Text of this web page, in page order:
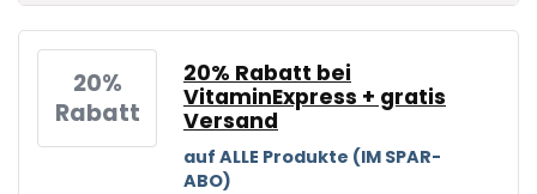
20%
Rabatt
20% Rabatt bei
VitaminExpress + gratis
Versand
auf ALLE Produkte (IM SPAR-
ABO)